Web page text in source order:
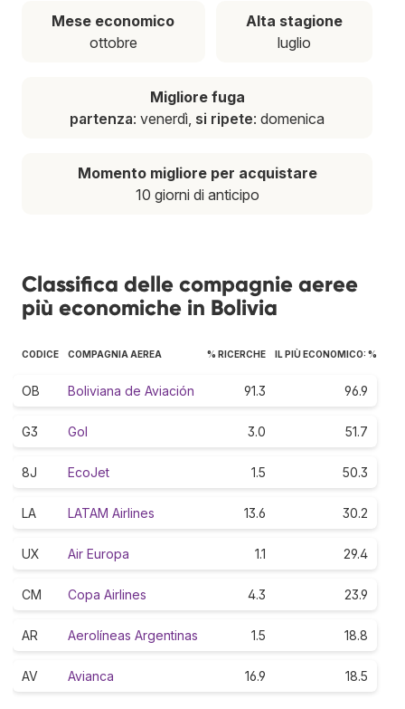
Mese economico
ottobre
Alta stagione
luglio
Migliore fuga
partenza: venerdì, si ripete: domenica
Momento migliore per acquistare
10 giorni di anticipo
Classifica delle compagnie aeree
più economiche in Bolivia
CODICE COMPAGNIA AEREA % RICERCHE IL PIÙ ECONOMICO: %
OB Boliviana de Aviación 91.3 96.9
G3 Gol 3.0 51.7
8J EcoJet 1.5 50.3
LA LATAM Airlines 13.6 30.2
UX Air Europa 1.1 29.4
CM Copa Airlines 4.3 23.9
AR Aerolíneas Argentinas 1.5 18.8
AV Avianca 16.9 18.5